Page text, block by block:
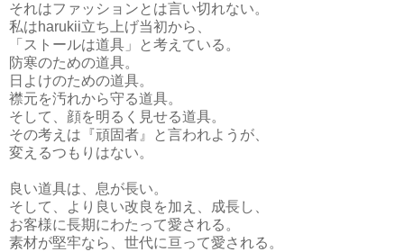
それはファッションとは言い切れない。
私はharukii立ち上げ当初から、
「ストールは道具」と考えている。
防寒のための道具。
日よけのための道具。
襟元を汚れから守る道具。
そして、顔を明るく見せる道具。
その考えは『頑固者』と言われようが、
変えるつもりはない。
良い道具は、息が長い。
そして、より良い改良を加え、成長し、
お客様に長期にわたって愛される。
素材が堅牢なら、世代に亘って愛される。